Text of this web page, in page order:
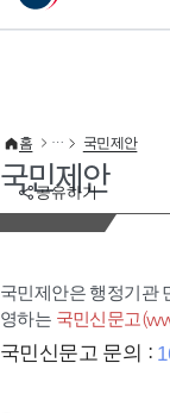
이 누리집은 대한민국 공
공유하기
홈 국민제안
국민제안
국민제안은 행정기관
영하는 국민신문고
국민신문고 문의 :